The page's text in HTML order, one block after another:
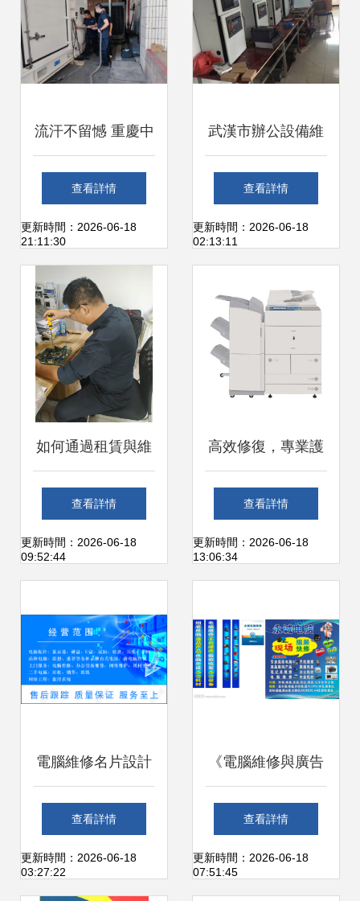
流汗不留憾 重慶中
煙重慶卷煙廠不懼
高溫打好停產檢修
攻堅戰
查看詳情
更新時間：2026-06-18
21:11:30
武漢市辦公設備維
修 計算機及辦公設
備維修全攻略
查看詳情
更新時間：2026-06-18
02:13:11
如何通過租賃與維
護降本增效
查看詳情
更新時間：2026-06-18
09:52:44
高效修復，專業護
航 靜安區佳能復印
機開機不亮問題解
查看詳情
更新時間：2026-06-18
13:06:34
電腦維修名片設計
藍色簡約中的專業
與信任
查看詳情
更新時間：2026-06-18
03:27:22
《電腦維修與廣告
設計的視覺融合 計
算機及辦公設備維
查看詳情
更新時間：2026-06-18
07:51:45